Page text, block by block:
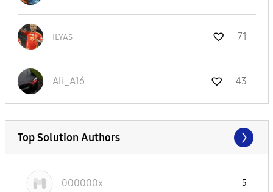
ɪʟʏᴀs 71
Ali_A16 43
Top Solution Authors
000000x 5